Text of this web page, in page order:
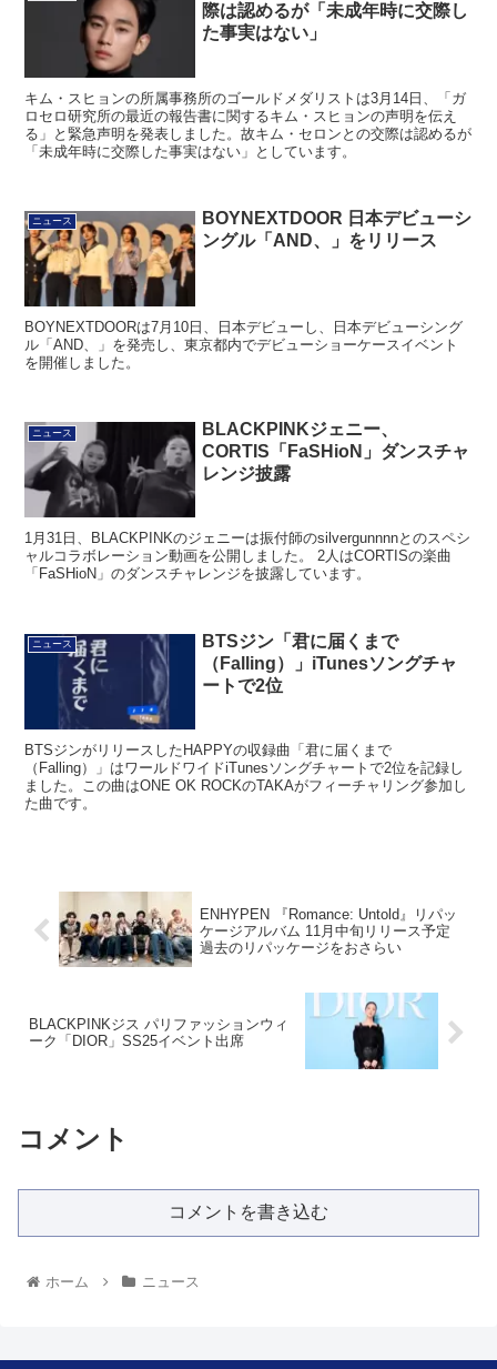
際は認めるが「未成年時に交際し
た事実はない」
キム・スヒョンの所属事務所のゴールドメダリストは3月14日、「ガ
ロセロ研究所の最近の報告書に関するキム・スヒョンの声明を伝え
る」と緊急声明を発表しました。故キム・セロンとの交際は認めるが
「未成年時に交際した事実はない」としています。
ニュース
BOYNEXTDOOR 日本デビューシ
ングル「AND、」をリリース
BOYNEXTDOORは7月10日、日本デビューし、日本デビューシング
ル「AND、」を発売し、東京都内でデビューショーケースイベント
を開催しました。
ニュース
BLACKPINKジェニー、
CORTIS「FaSHioN」ダンスチャ
レンジ披露
1月31日、BLACKPINKのジェニーは振付師のsilvergunnnnとのスペシ
ャルコラボレーション動画を公開しました。 2人はCORTISの楽曲
「FaSHioN」のダンスチャレンジを披露しています。
ニュース
BTSジン「君に届くまで
（Falling）」iTunesソングチャ
ートで2位
BTSジンがリリースしたHAPPYの収録曲「君に届くまで
（Falling）」はワールドワイドiTunesソングチャートで2位を記録し
ました。この曲はONE OK ROCKのTAKAがフィーチャリング参加し
た曲です。
ENHYPEN 『Romance: Untold』リパッ
ケージアルバム 11月中旬リリース予定
過去のリパッケージをおさらい
BLACKPINKジス パリファッションウィ
ーク「DIOR」SS25イベント出席
コメント
コメントを書き込む
ホーム ニュース